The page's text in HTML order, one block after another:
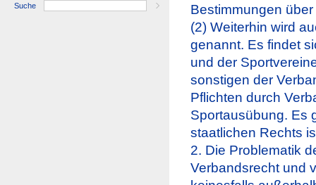
Suche
Bestimmungen
(2) Weiterhin wird
genannt. Es findet
und der
sonstigen der
Pflichten durch
Sportausübung. Es
staatlichen Rechts
2. Die Problematik
Verbandsrecht und